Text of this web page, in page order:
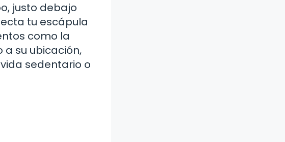
justo debajo
tu escápula
como la
su ubicación,
sedentario o